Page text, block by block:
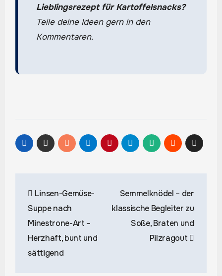
Lieblingsrezept für Kartoffelsnacks?
Teile deine Ideen gern in den
Kommentaren.
Linsen-Gemüse-
Suppe nach
Minestrone-Art –
Herzhaft, bunt und
sättigend
Semmelknödel – der
klassische Begleiter zu
Soße, Braten und
Pilzragout